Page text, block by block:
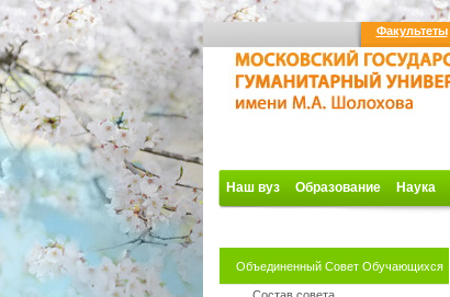
Факультеты
Наш вуз Образование Наука
Объединенный Совет Обучающихся